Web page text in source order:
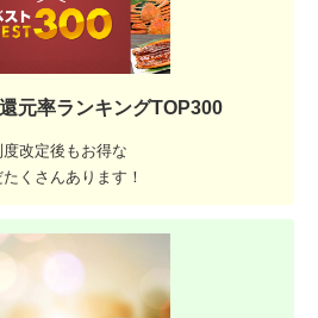
元率ランキングTOP300
改定後もお得な
くさんあります！